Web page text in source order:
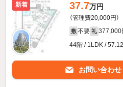
新着 37.7万円
（管理費20,000円）
敷 不要 礼 377,000
44階 / 1LDK /
お問い合わせ